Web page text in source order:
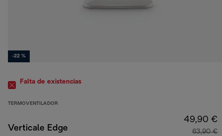
-22 %
Falta de existencias
TERMOVENTILADOR
Verticale Edge
49,90 €
63,90 €